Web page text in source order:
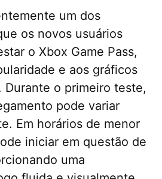
um dos
os novos usuários
o Xbox Game Pass,
e aos gráficos
Durante o primeiro teste,
pode variar
Em horários de menor
iniciar em questão de
uma